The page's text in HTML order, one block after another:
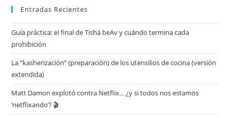
Entradas Recientes
Guía práctica: el final de Tishá beAv y cuándo termina cada
prohibición
La “kasherización” (preparación) de los utensilios de cocina (versión
extendida)
Matt Damon explotó contra Netflix… ¿y si todos nos estamos
‘netflixando’? 🎬